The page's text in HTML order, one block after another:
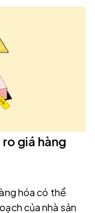
giá hàng
hóa có thể
của nhà sản